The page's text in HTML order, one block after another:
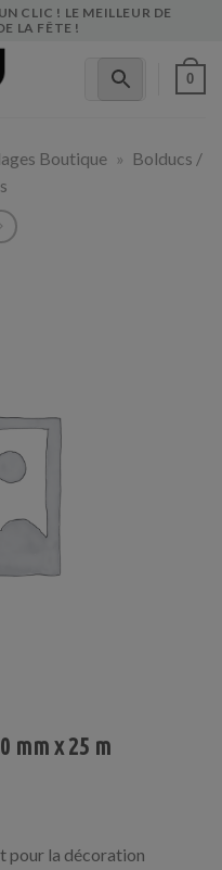
CLIC ! LE MEILLEUR DE
LA FÊTE !
0
Boutique » Bolducs /
mm x 25 m
pour la décoration